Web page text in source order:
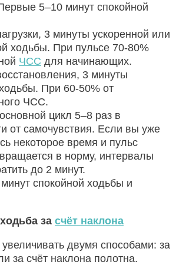
5–10 минут спокойной
3 минуты ускоренной или
ходьбы. При пульсе 70-80%
ЧСС для начинающих.
3 минуты
При 60-50% от
ЧСС.
цикл 5–8 раз в
от самочувствия. Если вы уже
некоторое время и пульс
в норму, интервалы
до 2 минут.
спокойной ходьбы и
за счёт наклона
двумя способами: за
за счёт наклона полотна.